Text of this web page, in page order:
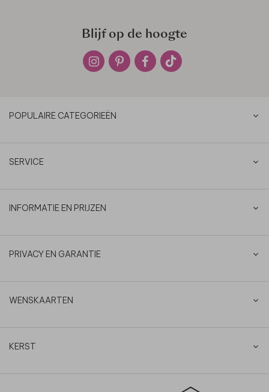
Blijf op de hoogte
POPULAIRE CATEGORIEËN
SERVICE
INFORMATIE EN PRIJZEN
PRIVACY EN GARANTIE
WENSKAARTEN
KERST